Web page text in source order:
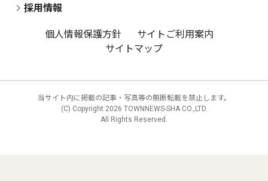
採用情報
個人情報保護方針
サイトご利用案内
サイトマップ
当サイト内に掲載の記事・写真等の無断転載を禁止します。
(C) Copyright 2026 TOWNNEWS-SHA CO.,LTD.
All Rights Reserved.